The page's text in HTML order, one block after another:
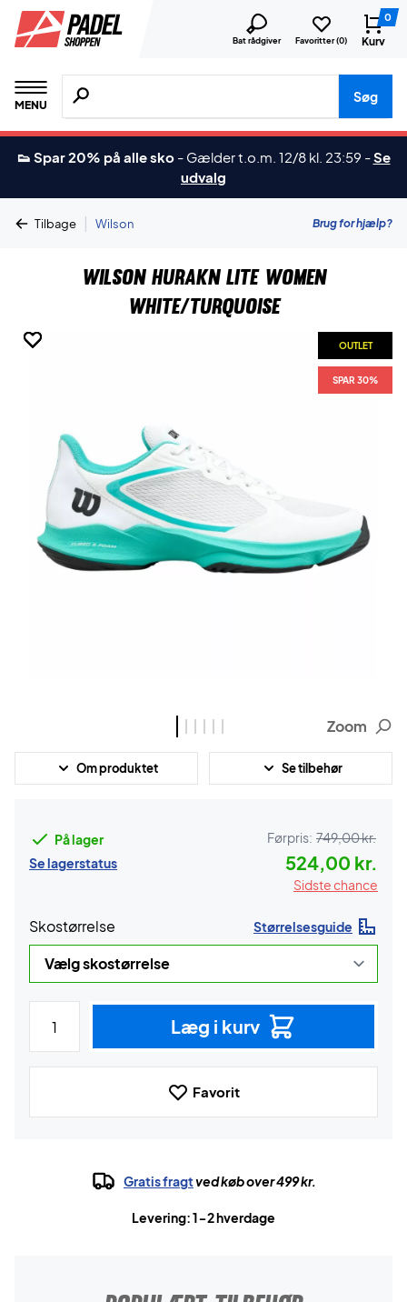
Bat rådgiver Favoritter (0)
0
Kurv
MENU
Søg efter produkter, mærker etc.
Søg
👟 Spar 20% på alle sko - Gælder t.o.m. 12/8 kl. 23:59 -Se
udvalg
Tilbage | Wilson Brug for hjælp?
Wilson Hurakn Lite Women
White/Turquoise
OUTLET
SPAR 30%
OUTLET
SPAR 30%
OUTLET
SPAR 30%
OUTLET
SPAR 30%
OUTLET
SPAR 30%
OUTLET
SPAR 30%
Zoom
Om produktet Se tilbehør
På lager
Se lagerstatus
Førpris: 749,00 kr.
524,00 kr.
Sidste chance
Skostørrelse Størrelsesguide
Læg i kurv
Favorit
Gratis fragtved køb over 499 kr.
Levering: 1-2 hverdage